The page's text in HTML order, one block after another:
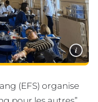
i
(EFS) organise